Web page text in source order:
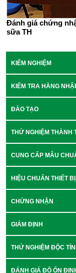
Đánh giá chứng
sữa TH
KIỂM NGHIỆM
KIỂM TRA HÀNG
ĐÀO TẠO
THỬ NGHIỆM THÀNH
CUNG CẤP MẪU
HIỆU CHUẨN THIẾT BỊ
CHỨNG NHẬN
GIÁM ĐỊNH
THỬ NGHIỆM ĐỘC
ĐÁNH GIÁ ĐỘ ỔN